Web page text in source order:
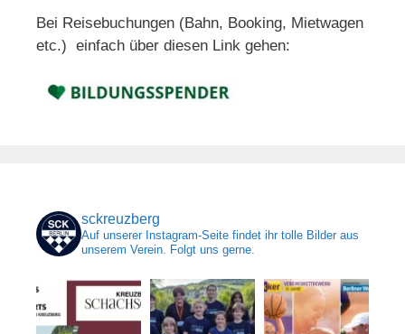
Bei Reisebuchungen (Bahn, Booking, Mietwagen
etc.) einfach über diesen Link gehen:
sckreuzberg
Auf unserer Instagram-Seite findet ihr tolle Bilder aus
unserem Verein. Folgt uns gerne.